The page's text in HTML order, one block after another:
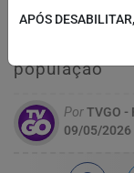
Universidade
população
PorTVGO -
09/05/2026
APÓS